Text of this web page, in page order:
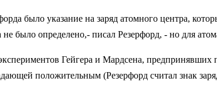
было указание на заряд атомного центра,
не было определено,- писал Резерфорд, - но для
Гейгера и Мардсена, предпринявших
положительным (Резерфорд считал знак